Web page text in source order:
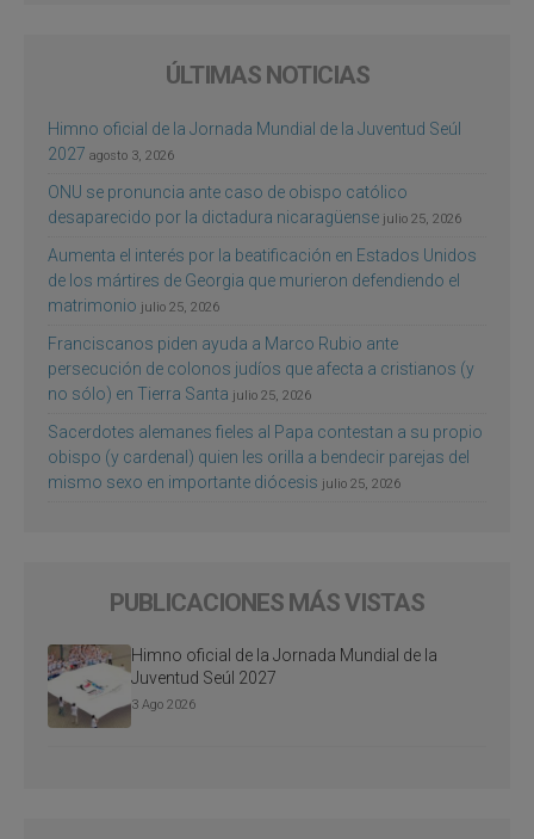
ÚLTIMAS NOTICIAS
Himno oficial de la Jornada Mundial de la Juventud Seúl
2027 agosto 3, 2026
ONU se pronuncia ante caso de obispo católico
desaparecido por la dictadura nicaragüense julio 25, 2026
Aumenta el interés por la beatificación en Estados Unidos
de los mártires de Georgia que murieron defendiendo el
matrimonio julio 25, 2026
Franciscanos piden ayuda a Marco Rubio ante
persecución de colonos judíos que afecta a cristianos (y
no sólo) en Tierra Santa julio 25, 2026
Sacerdotes alemanes fieles al Papa contestan a su propio
obispo (y cardenal) quien les orilla a bendecir parejas del
mismo sexo en importante diócesis julio 25, 2026
PUBLICACIONES MÁS VISTAS
Himno oficial de la Jornada Mundial de la
Juventud Seúl 2027
3 Ago 2026